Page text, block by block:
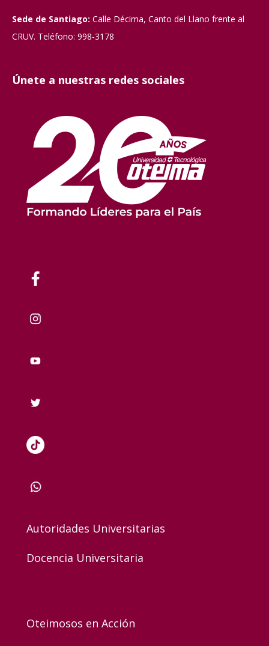
Sede de Santiago: Calle Décima, Canto del Llano frente al
CRUV. Teléfono: 998-3178
Únete a nuestras redes sociales
Autoridades Universitarias
Docencia Universitaria
Oteimosos en Acción